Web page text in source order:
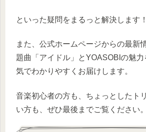
といった疑問をまるっと解決します！
また、公式ホームページからの最新
題曲「アイドル」とYOASOBIの魅力
気でわかりやすくお届けします。
音楽初心者の方も、ちょっとしたト
い方も、ぜひ最後までご覧ください。